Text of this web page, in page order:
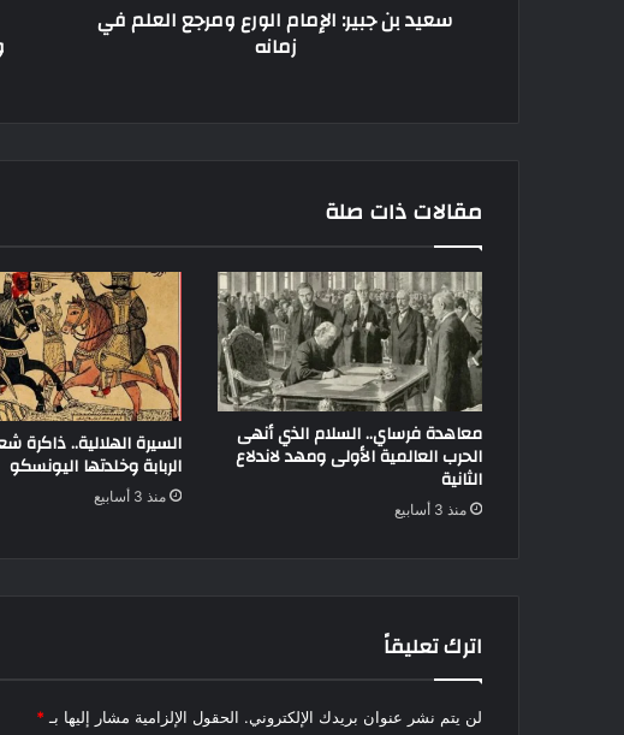
سعيد بن جبير: الإمام الورع ومرجع العلم في
زمانه
مقالات ذات صلة
معاهدة فرساي.. السلام الذي أنهى
الحرب العالمية الأولى ومهد لاندلاع
الثانية
منذ 3 أسابيع
السيرة الهلالية.. ذاكرة
الربابة وخلدتها اليونسكو
منذ 3 أسابيع
اترك تعليقاً
لن يتم نشر عنوان بريدك الإلكتروني. الحقول الإلزامية مشار إليها بـ *